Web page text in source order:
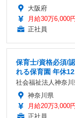
大阪府
月給30万6,000
正社員
保育士/資格必須/
れる保育園 年休
社会福祉法人神奈
神奈川県
月給20万3,000
正社員